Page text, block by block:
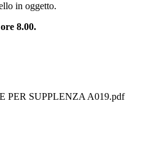
in oggetto.
8.00.
SUPPLENZA A019.pdf